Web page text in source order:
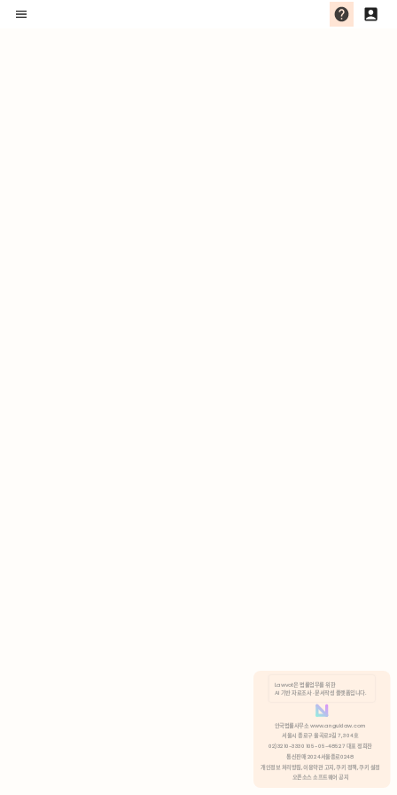
분석 쿠키 허용
Lawvot은 법률업무를 위한
AI 기반 자료조사 · 문서작성 플랫폼입니다.
안국법률사무소 www.anguklaw.com
서울시 종로구 율곡로2길 7, 304호
02)3210-3330 105-05-48527 대표 정희찬
통신판매 2024서울종로0248
개인정보 처리방침, 이용약관 고지, 쿠키 정책, 쿠키 설정
오픈소스 소프트웨어 공지